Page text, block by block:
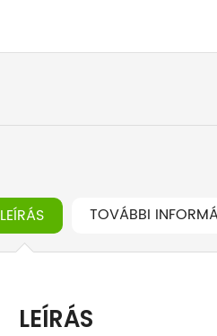
LEÍRÁS TOVÁBBI
LEÍRÁS